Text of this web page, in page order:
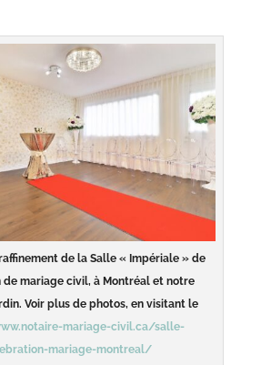
de la Salle « Impériale » de
mariage civil, à Montréal et notre
Voir plus de photos, en visitant le
mariage-civil.ca/salle-
mariage-montreal/